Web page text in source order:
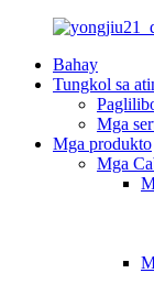
Bahay
Tungkol sa
Mga
Mga produkto
Mga